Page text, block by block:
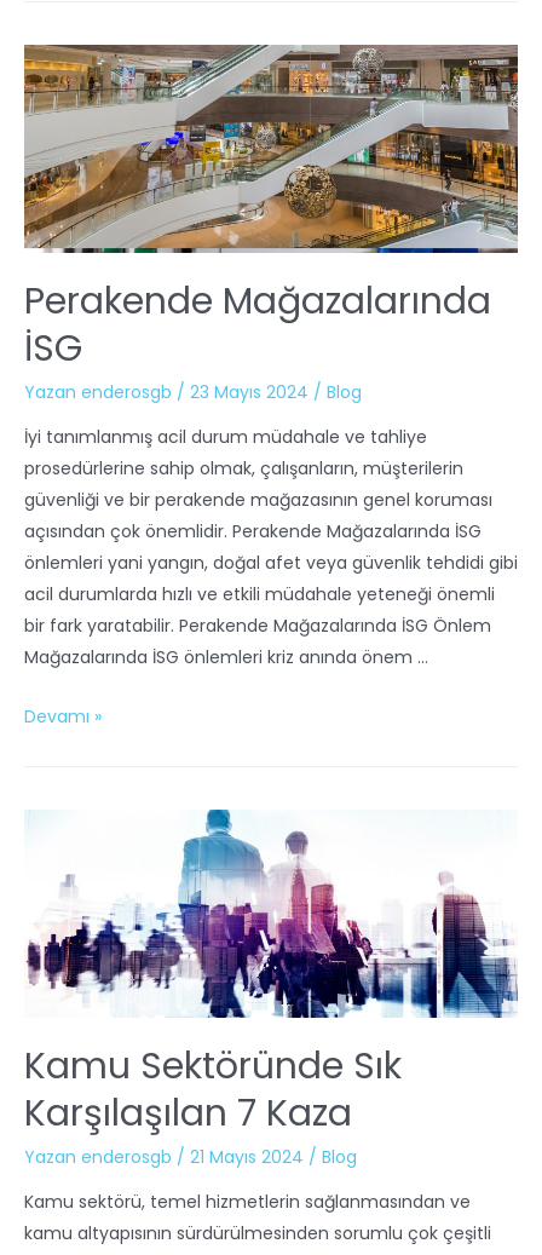
Perakende Mağazalarında
İSG
Yazan enderosgb / 23 Mayıs 2024 / Blog
İyi tanımlanmış acil durum müdahale ve tahliye
prosedürlerine sahip olmak, çalışanların, müşterilerin
güvenliği ve bir perakende mağazasının genel koruması
açısından çok önemlidir. Perakende Mağazalarında İSG
önlemleri yani yangın, doğal afet veya güvenlik tehdidi gibi
acil durumlarda hızlı ve etkili müdahale yeteneği önemli
bir fark yaratabilir. Perakende Mağazalarında İSG Önlem
Mağazalarında İSG önlemleri kriz anında önem …
Devamı »
Kamu Sektöründe Sık
Karşılaşılan 7 Kaza
Yazan enderosgb / 21 Mayıs 2024 / Blog
Kamu sektörü, temel hizmetlerin sağlanmasından ve
kamu altyapısının sürdürülmesinden sorumlu çok çeşitli